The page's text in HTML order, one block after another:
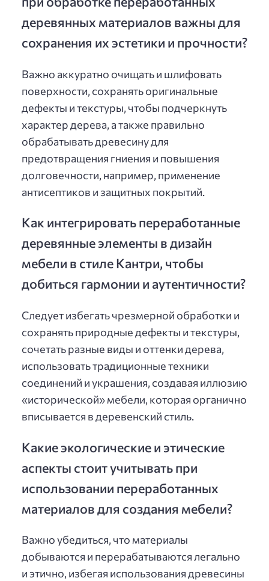
деревянных материалов важны для
сохранения их эстетики и прочности?
Важно аккуратно очищать и шлифовать
поверхности, сохранять оригинальные
дефекты и текстуры, чтобы подчеркнуть
характер дерева, а также правильно
обрабатывать древесину для
предотвращения гниения и повышения
долговечности, например, применение
антисептиков и защитных покрытий.
Как интегрировать переработанные
деревянные элементы в дизайн
мебели в стиле Кантри, чтобы
добиться гармонии и аутентичности?
Следует избегать чрезмерной обработки и
сохранять природные дефекты и текстуры,
сочетать разные виды и оттенки дерева,
использовать традиционные техники
соединений и украшения, создавая иллюзию
«исторической» мебели, которая органично
вписывается в деревенский стиль.
Какие экологические и этические
аспекты стоит учитывать при
использовании переработанных
материалов для создания мебели?
Важно убедиться, что материалы
добываются и перерабатываются легально
и этично, избегая использования древесины